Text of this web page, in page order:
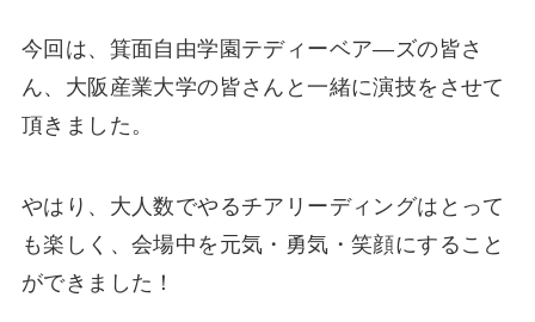
今回は、箕面自由学園テディーベア―ズの皆さ
ん、大阪産業大学の皆さんと一緒に演技をさせて
頂きました。
やはり、大人数でやるチアリーディングはとって
も楽しく、会場中を元気・勇気・笑顔にすること
ができました！